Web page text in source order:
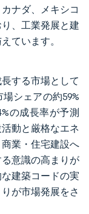
ナダ、メキシコ
、工業発展と建
ています。
する市場として
シェアの約59%
の成長率が予測
動と厳格なエネ
業・住宅建設へ
意識の高まりが
建築コードの実
が市場発展をさ